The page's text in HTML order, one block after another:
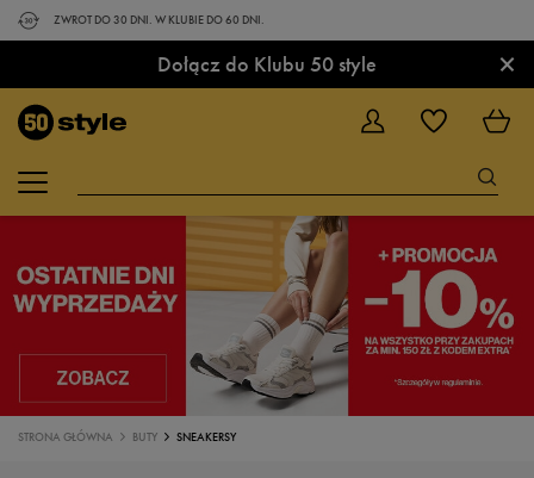
ZWROT DO 30 DNI. W KLUBIE DO 60 DNI.
Dołącz do Klubu 50 style ×
STRONA GŁÓWNA BUTY SNEAKERSY